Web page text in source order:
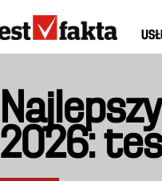
ny
2026: